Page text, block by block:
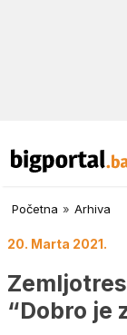
Početna » Arhiva
20. Marta 2021.
“Dobro je